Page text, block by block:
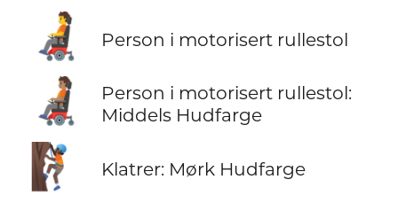
🧑‍🦼 Person i motorisert rullestol
🧑🏽‍🦼
Person i motorisert rullestol:
Middels Hudfarge
🧗🏿 Klatrer: Mørk Hudfarge